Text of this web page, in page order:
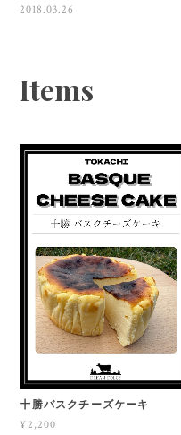
2018.03.26
Items
十勝バスクチーズケーキ
¥2,200